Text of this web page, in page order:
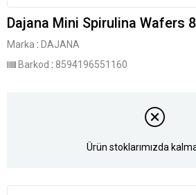
Dajana Mini Spirulina Wafers
Marka : DAJANA
Barkod : 8594196551160
Ürün stoklarımızda